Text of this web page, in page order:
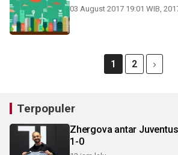
03 August 2017 19:01 WIB,
1 2
Terpopuler
Zhergova antar
1-0